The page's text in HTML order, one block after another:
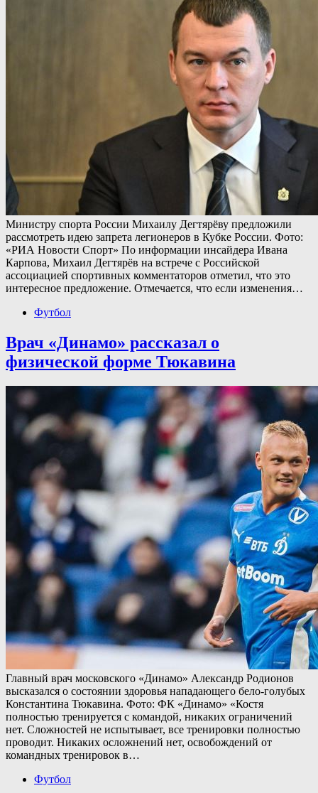
Министру спорта России Михаилу Дегтярёву предложили
рассмотреть идею запрета легионеров в Кубке России. Фото:
«РИА Новости Спорт» По информации инсайдера Ивана
Карпова, Михаил Дегтярёв на встрече с Российской
ассоциацией спортивных комментаторов отметил, что это
интересное предложение. Отмечается, что если изменения…
Футбол
Врач «Динамо» рассказал о
физической форме Тюкавина
Главный врач московского «Динамо» Александр Родионов
высказался о состоянии здоровья нападающего бело-голубых
Константина Тюкавина. Фото: ФК «Динамо» «Костя
полностью тренируется с командой, никаких ограничений
нет. Сложностей не испытывает, все тренировки полностью
проводит. Никаких осложнений нет, освобождений от
командных тренировок в…
Футбол